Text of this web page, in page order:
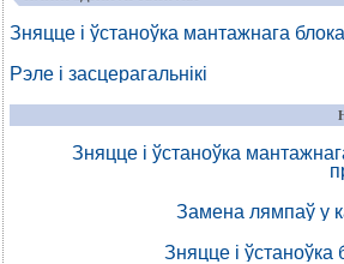
Зняцце і ўстаноўка мантажнага
Рэле і засцерагальнікі
Зняцце і ўстаноўка
Замена лямпаў у
Зняцце і ўстаноўка